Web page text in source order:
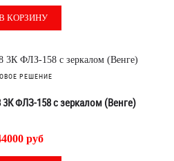
КОРЗИНУ
РЕШЕНИЕ
3К ФЛЗ-158 с зеркалом (Венге)
руб